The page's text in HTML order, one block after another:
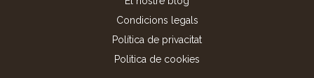
Condicions legals
Política de privacitat
Politica de cookies